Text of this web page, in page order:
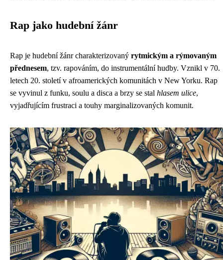
Rap jako hudební žánr
Rap je hudební žánr charakterizovaný rytmickým a rýmovaným
přednesem, tzv. rapováním, do instrumentální hudby. Vznikl v 70.
letech 20. století v afroamerických komunitách v New Yorku. Rap
se vyvinul z funku, soulu a disca a brzy se stal hlasem ulice,
vyjadřujícím frustraci a touhy marginalizovaných komunit.